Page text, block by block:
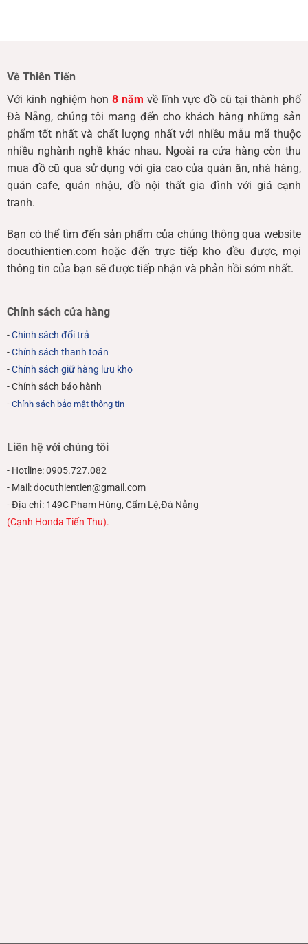
Về Thiên Tiến
Với kinh nghiệm hơn 8 năm về lĩnh vực đồ cũ tại thành phố
Đà Nẵng, chúng tôi mang đến cho khách hàng những sản
phẩm tốt nhất và chất lượng nhất với nhiều mẫu mã thuộc
nhiều nghành nghề khác nhau. Ngoài ra cửa hàng còn thu
mua đồ cũ qua sử dụng với gia cao của quán ăn, nhà hàng,
quán cafe, quán nhậu, đồ nội thất gia đình với giá cạnh
tranh.
Bạn có thể tìm đến sản phẩm của chúng thông qua website
docuthientien.com hoặc đến trực tiếp kho đều được, mọi
thông tin của bạn sẽ được tiếp nhận và phản hồi sớm nhất.
Chính sách cửa hàng
-Chính sách đổi trả
-Chính sách thanh toán
-Chính sách giữ hàng lưu kho
- Chính sách bảo hành
- Chính sách bảo mật thông tin
Liên hệ với chúng tôi
- Hotline: 0905.727.082
- Mail: docuthientien@gmail.com
- Địa chỉ: 149C Phạm Hùng, Cẩm Lệ,Đà Nẵng
(Cạnh Honda Tiến Thu).